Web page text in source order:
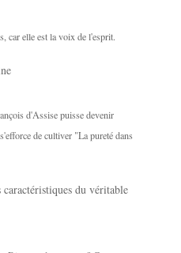
car elle est la voix de l'esprit.
d'Assise puisse devenir
de cultiver "La pureté dans
caractéristiques du véritable